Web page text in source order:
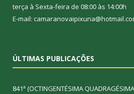
terça à Sexta-feira de 08:00 às 14:00h
E-mail:
ÚLTIMAS PUBLICAÇÕES
841ª (OCTINGENTÉSIMA